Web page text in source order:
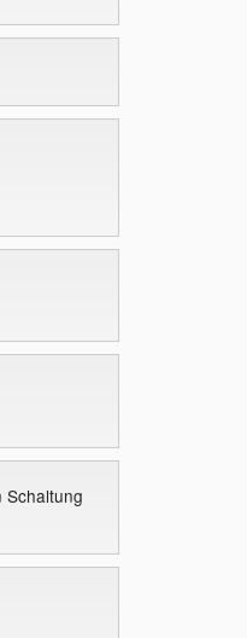
Schaltung